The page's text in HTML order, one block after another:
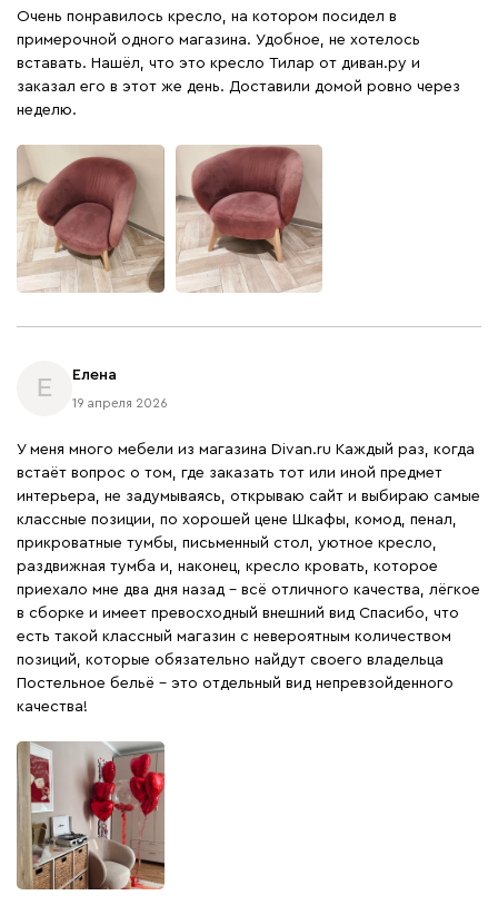
Очень понравилось кресло, на котором посидел в
примерочной одного магазина. Удобное, не хотелось
вставать. Нашёл, что это кресло Тилар от диван.ру и
заказал его в этот же день. Доставили домой ровно через
неделю.
Е
Елена
19 апреля 2026
У меня много мебели из магазина Divan.ru Каждый раз, когда
встаёт вопрос о том, где заказать тот или иной предмет
интерьера, не задумываясь, открываю сайт и выбираю самые
классные позиции, по хорошей цене Шкафы, комод, пенал,
прикроватные тумбы, письменный стол, уютное кресло,
раздвижная тумба и, наконец, кресло кровать, которое
приехало мне два дня назад - всё отличного качества, лёгкое
в сборке и имеет превосходный внешний вид Спасибо, что
есть такой классный магазин с невероятным количеством
позиций, которые обязательно найдут своего владельца
Постельное бельё - это отдельный вид непревзойденного
качества!